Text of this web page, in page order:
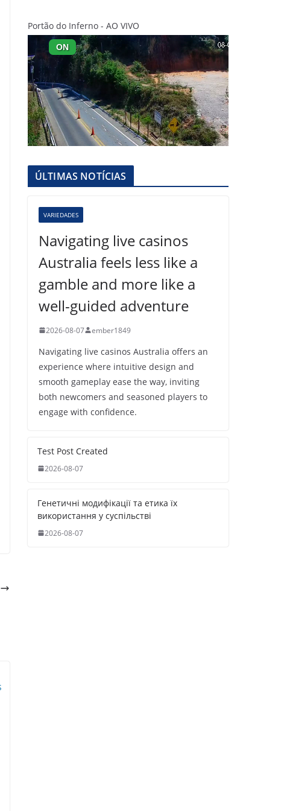
Portão do Inferno - AO VIVO
ÚLTIMAS NOTÍCIAS
VARIEDADES
Navigating live casinos
Australia feels less like a
gamble and more like a
well-guided adventure
2026-08-07 ember1849
Navigating live casinos Australia offers an
experience where intuitive design and
smooth gameplay ease the way, inviting
both newcomers and seasoned players to
engage with confidence.
Test Post Created
2026-08-07
Генетичні модифікації та етика їх
використання у суспільстві
2026-08-07